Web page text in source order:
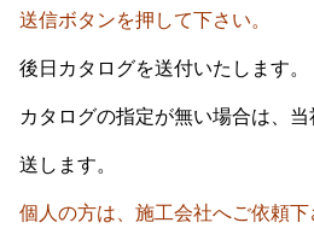
送信ボタンを押して下さい。
後日カタログを送付いたします。
カタログの指定が無い場合は、
送します。
個人の方は、施工会社へご依頼下